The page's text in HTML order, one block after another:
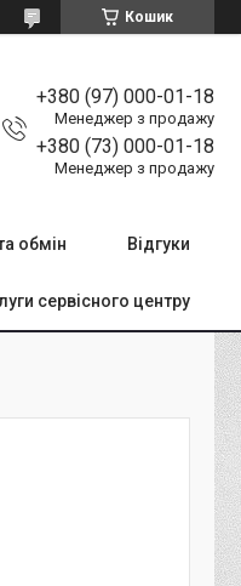
Кошик
+380 (97) 000-01-18
Менеджер з продажу
+380 (73) 000-01-18
Менеджер з продажу
обмін Відгуки
сервісного центру